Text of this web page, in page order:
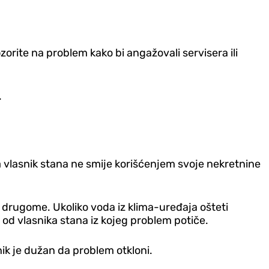
na problem kako bi angažovali servisera ili
stana ne smije korišćenjem svoje nekretnine
Ukoliko voda iz klima-uređaja ošteti
vlasnika stana iz kojeg problem potiče.
je dužan da problem otkloni.